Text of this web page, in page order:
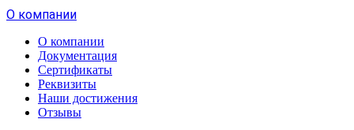
О компании
О компании
Документация
Сертификаты
Реквизиты
Наши достижения
Отзывы